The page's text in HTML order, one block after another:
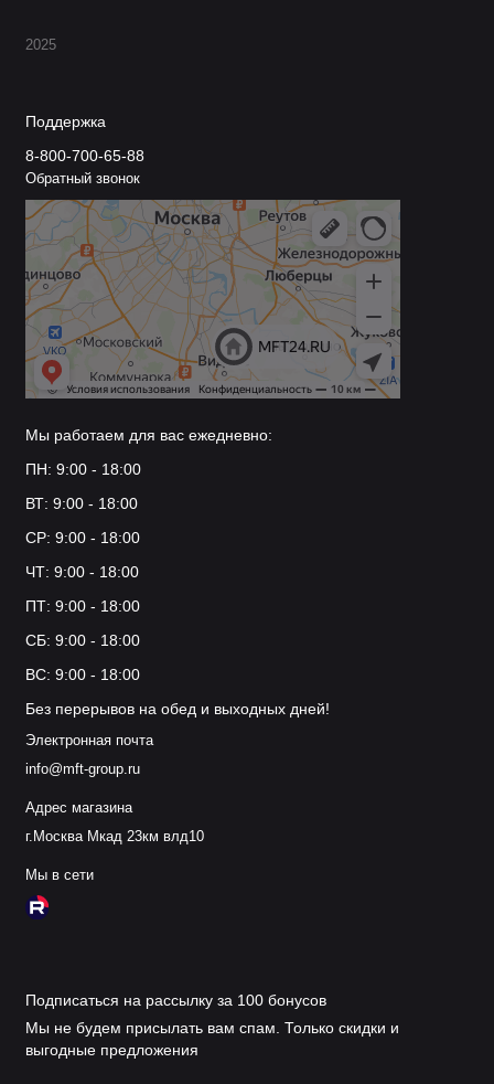
2025
Поддержка
8-800-700-65-88
Обратный звонок
Мы работаем для вас ежедневно:
ПН: 9:00 - 18:00
ВТ: 9:00 - 18:00
СР: 9:00 - 18:00
ЧТ: 9:00 - 18:00
ПТ: 9:00 - 18:00
СБ: 9:00 - 18:00
ВС: 9:00 - 18:00
Без перерывов на обед и выходных дней!
Электронная почта
info@mft-group.ru
Адрес магазина
г.Москва Мкад 23км влд10
Мы в сети
Подписаться на рассылку за 100 бонусов
Мы не будем присылать вам спам. Только скидки и
выгодные предложения